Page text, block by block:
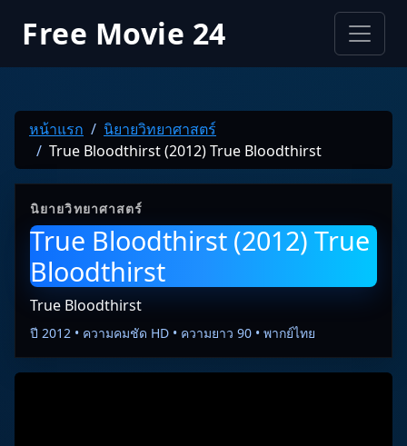
Free Movie 24
หน้าแรก
นิยายวิทยาศาสตร์
True Bloodthirst (2012) True Bloodthirst
นิยายวิทยาศาสตร์
True Bloodthirst (2012) True
Bloodthirst
True Bloodthirst
ปี 2012 • ความคมชัด HD • ความยาว 90 • พากย์ไทย